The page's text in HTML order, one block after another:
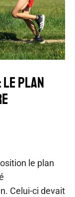
LE PLAN
le plan
Celui-ci devait